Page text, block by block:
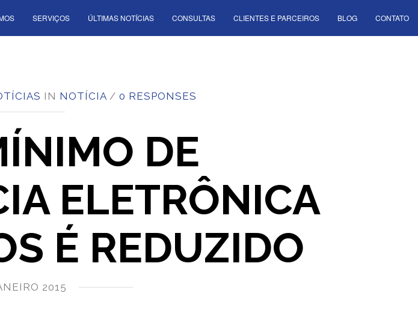
SERVIÇOS ÚLTIMAS NOTÍCIAS CONSULTAS CLIENTES E PARCEIROS BLOG CONTATO
IN NOTÍCIA / 0 RESPONSES
DE
ELETRÔNICA
É REDUZIDO
2015